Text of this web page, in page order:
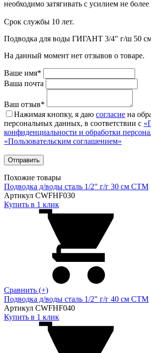
необходимо затягивать с усилием не
Срок службы 10 лет.
Подводка для воды ГИГАНТ 3/4" г/ш 50
На данный момент нет отзывов о товаре.
Ваше имя*
Ваша почта
Ваш отзыв*
Нажимая кнопку, я даю согласие на
персональных данных, в соответствии с
конфиденциальности и обработки
«Пользовательским соглашением»
Похожие товары
Подводка д/воды сталь 1/2" г/г 30 cм CTM
Артикул CWFHF030
Купить в 1 клик
Сравнить (+)
Подводка д/воды сталь 1/2" г/г 40 cм CTM
Артикул CWFHF040
Купить в 1 клик